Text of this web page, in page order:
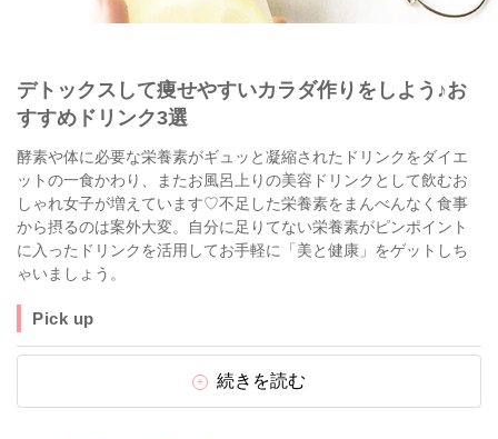
デトックスして痩せやすいカラダ作りをしよう♪お
すすめドリンク3選
酵素や体に必要な栄養素がギュッと凝縮されたドリンクをダイエ
ットの一食かわり、またお風呂上りの美容ドリンクとして飲むお
しゃれ女子が増えています♡不足した栄養素をまんべんなく食事
から摂るのは案外大変。自分に足りてない栄養素がピンポイント
に入ったドリンクを活用してお手軽に「美と健康」をゲットしち
ゃいましょう。
Pick up
続きを読む